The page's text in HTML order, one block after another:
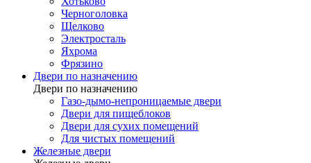
Черноголовка
Щелково
Электросталь
Яхрома
Фрязино
Двери по назначению
Двери по назначению
Газо-дымо-непроницаемые двери
Двери для пищеблоков
Двери для сухих помещений
Для чистых помещений
Железные двери